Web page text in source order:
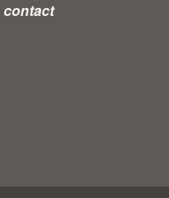
contact